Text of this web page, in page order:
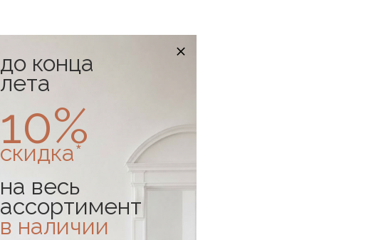
до конца
лета
10%
скидка*
на весь
ассортимент
в наличии